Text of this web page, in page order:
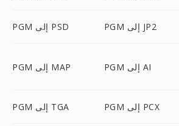
PGM إلى PSD PGM إلى JP2
PGM إلى MAP PGM إلى AI
PGM إلى TGA PGM إلى PCX